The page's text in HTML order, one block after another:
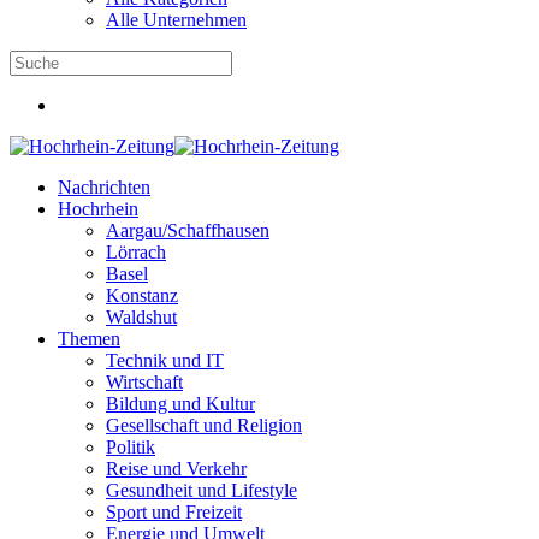
Alle Unternehmen
Nachrichten
Hochrhein
Aargau/Schaffhausen
Lörrach
Basel
Konstanz
Waldshut
Themen
Technik und IT
Wirtschaft
Bildung und Kultur
Gesellschaft und Religion
Politik
Reise und Verkehr
Gesundheit und Lifestyle
Sport und Freizeit
Energie und Umwelt